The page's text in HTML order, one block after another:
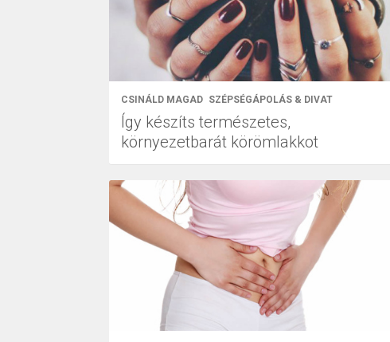
CSINÁLD MAGAD SZÉPSÉGÁPOLÁS & DIVAT
Így készíts természetes,
környezetbarát körömlakkot